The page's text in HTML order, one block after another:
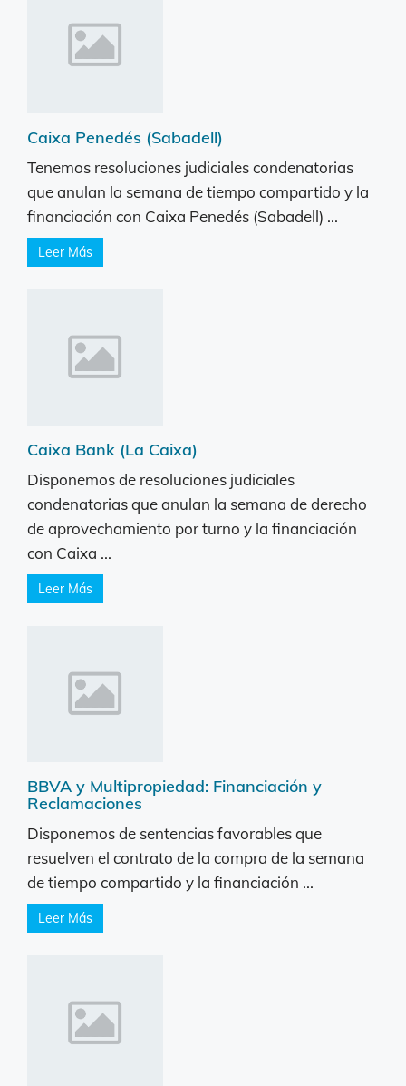
Caixa Penedés (Sabadell)
Tenemos resoluciones judiciales condenatorias
que anulan la semana de tiempo compartido y la
financiación con Caixa Penedés (Sabadell) ...
Leer Más
Caixa Bank (La Caixa)
Disponemos de resoluciones judiciales
condenatorias que anulan la semana de derecho
de aprovechamiento por turno y la financiación
con Caixa ...
Leer Más
BBVA y Multipropiedad: Financiación y
Reclamaciones
Disponemos de sentencias favorables que
resuelven el contrato de la compra de la semana
de tiempo compartido y la financiación ...
Leer Más